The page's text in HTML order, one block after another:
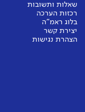
שאלות ותשובות
רכזות הערכה
בלוג ראמ"ה
יצירת קשר
הצהרת נגישות